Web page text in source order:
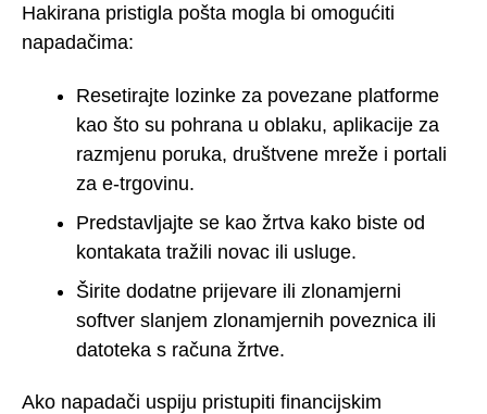
Hakirana pristigla pošta mogla bi omogućiti
napadačima:
Resetirajte lozinke za povezane platforme
kao što su pohrana u oblaku, aplikacije za
razmjenu poruka, društvene mreže i portali
za e-trgovinu.
Predstavljajte se kao žrtva kako biste od
kontakata tražili novac ili usluge.
Širite dodatne prijevare ili zlonamjerni
softver slanjem zlonamjernih poveznica ili
datoteka s računa žrtve.
Ako napadači uspiju pristupiti financijskim